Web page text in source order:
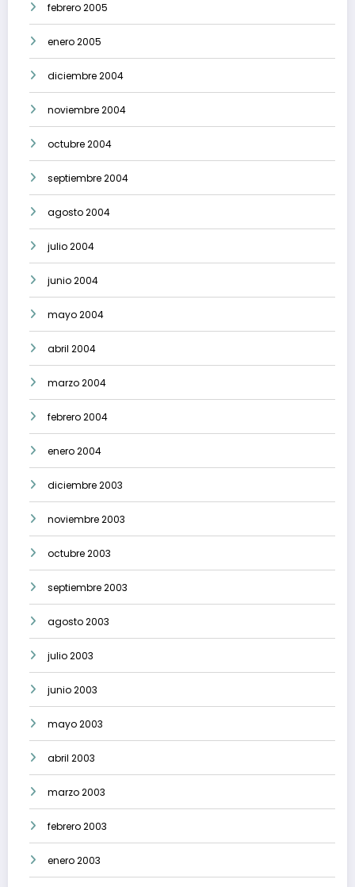
febrero 2005
enero 2005
diciembre 2004
noviembre 2004
octubre 2004
septiembre 2004
agosto 2004
julio 2004
junio 2004
mayo 2004
abril 2004
marzo 2004
febrero 2004
enero 2004
diciembre 2003
noviembre 2003
octubre 2003
septiembre 2003
agosto 2003
julio 2003
junio 2003
mayo 2003
abril 2003
marzo 2003
febrero 2003
enero 2003